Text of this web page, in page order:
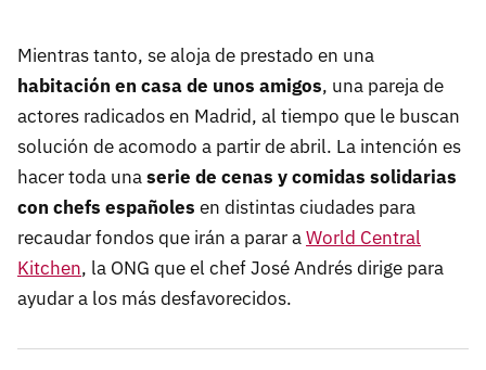
Mientras tanto, se aloja de prestado en una
habitación en casa de unos amigos, una pareja de
actores radicados en Madrid, al tiempo que le buscan
solución de acomodo a partir de abril. La intención es
hacer toda unaserie de cenas y comidas solidarias
con chefs españoles en distintas ciudades para
recaudar fondos que irán a parar aWorld Central
Kitchen, la ONG que el chef José Andrés dirige para
ayudar a los más desfavorecidos.